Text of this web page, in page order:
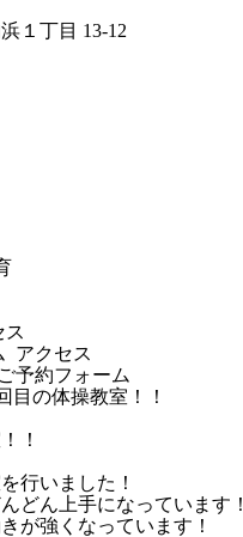
１丁目 13-12
ス
アクセス
予約フォーム
目の体操教室！！
！
行いました！
どん上手になっています！
が強くなっています！